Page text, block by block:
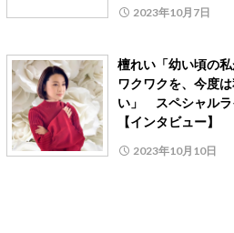
2023年10月7日
檀れい「幼い頃の
ワクワクを、今度
い」 スペシャルラ
【インタビュー】
2023年10月10日